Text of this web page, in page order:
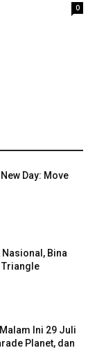
0
Day: Move
Bina
Triangle
Ini 29 Juli
Planet, dan